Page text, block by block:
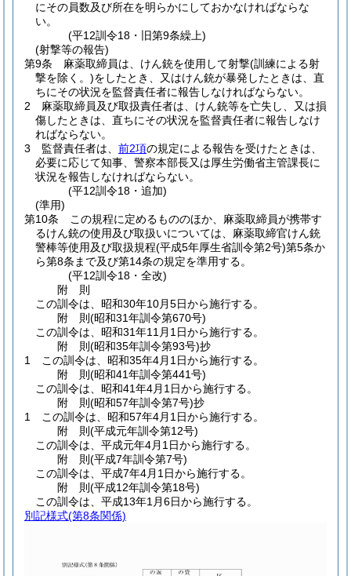
にその員数及び所在を明らかにしておかなければならな
い。
(平12訓令18・旧第9条繰上)
(射撃等の報告)
第9条
麻薬取締員は、けん銃を使用して射撃(訓練による射
撃を除く。)をしたとき、又はけん銃が暴発したときは、直
ちにその状況を監督責任者に報告しなければならない。
2
麻薬取締員及び取扱責任者は、けん銃等を亡失し、又は損
傷したときは、直ちにその状況を監督責任者に報告しなけ
ればならない。
3
監督責任者は、 前2項の規定による報告を受けたときは、
必要に応じて知事、警察本部長又は厚生労働省主管課長に
状況を報告しなければならない。
(平12訓令18・追加)
(準用)
第10条
この規程に定めるもののほか、麻薬取締員が携帯す
るけん銃の使用及び取扱いについては、麻薬取締官けん銃
警棒等使用及び取扱規程(平成5年厚生省訓令第2号)第5条か
ら第8条まで及び第14条の規定を準用する。
(平12訓令18・全改)
附 則
この訓令は、昭和30年10月5日から施行する。
附 則(昭和31年訓令第670号)
この訓令は、昭和31年11月1日から施行する。
附 則(昭和35年訓令第93号)抄
1
この訓令は、昭和35年4月1日から施行する。
附 則(昭和41年訓令第441号)
この訓令は、昭和41年4月1日から施行する。
附 則(昭和57年訓令第7号)抄
1
この訓令は、昭和57年4月1日から施行する。
附 則(平成元年訓令第12号)
この訓令は、平成元年4月1日から施行する。
附 則(平成7年訓令第7号)
この訓令は、平成7年4月1日から施行する。
附 則(平成12年訓令第18号)
この訓令は、平成13年1月6日から施行する。
別記様式(第8条関係)